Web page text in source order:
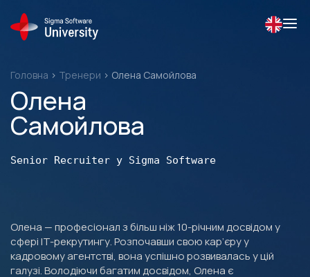
content
Головна > Тренери > Олена Самойлова
Олена
Самойлова
Senior Recruiter у Sigma Software
Олена — професіонал з більш ніж 10-річним досвідом у
сфері IT-рекрутингу. Розпочавши свою кар’єру у
кадровому агентстві, вона успішно розвивалась у цій
галузі. Володіючи багатим досвідом, Олена є